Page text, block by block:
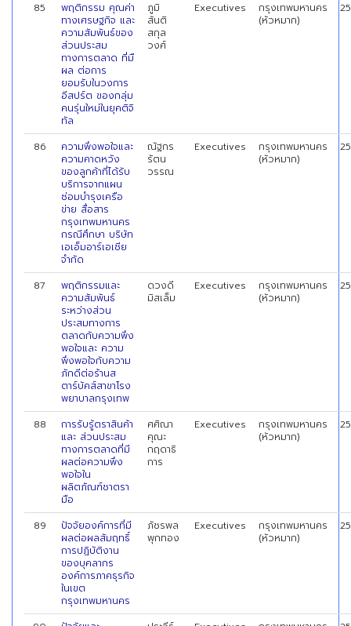
85
พฤติกรรม คุณค่า
ทางเศรษฐกิจ และ
ความสัมพันธ์ของ
ส่วนประสม
ทางการตลาด ที่มื
ผล ต่อการ
ยอมรับในวงการ
อีสปร์ต ของกลุ่ม
คนรุ่นใหม่ในยุคติจิ
ทัล
ภูมิ
สันติ
สกุล
วงศ์
Executives
กรุงเทพมหานคร
(หัวหมาก)
86
ความพึงพอใจและ
ความคาดหวัง
ของลูกค้าที่ได้รับ
บริการจากแผน
ซ่อมบำรุงเครือ
ข่าย สื่อสาร
กรุงเทพมหานคร
กรณีศึกษา บริษัท
เอเอ็มอาร์เอเชีย
จำกัด
ณัฐกร
รัตน
วรรณ
Executives
กรุงเทพมหานคร
(หัวหมาก)
87
พฤติกรรมและ
ความสัมพันธ์
ระหว่างส่วน
ประสมทางการ
ตลาดกับความพึง
พอใจและ ความ
พึงพอใจกับความ
ภักดีต่อร้านส
ตาร์บัคส์สาขาโรง
พยาบาลกรุงเทพ
ดวงดี
มิสเล็ม
Executives
กรุงเทพมหานคร
(หัวหมาก)
88
การรับรู้ตราสินค้า
และ ส่วนประสม
ทางการตลาดที่มี
ผลต่อความพึง
พอใจใน
ผลิตภัณฑ์ชาตรา
มือ
ศศิณา
คุณะ
กฤดาธิ
การ
Executives
กรุงเทพมหานคร
(หัวหมาก)
89
ปัจจัยองค์การที่มี
ผลต่อผลสัมฤทธิ์
การปฏิบัติงาน
ของบุคลากร
องค์การภาคธุรกิจ
ในเขต
กรุงเทพมหานคร
ภัชรพล
พุกทอง
Executives
กรุงเทพมหานคร
(หัวหมาก)